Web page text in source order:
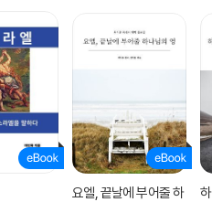
요엘, 끝날에 부어줄 하